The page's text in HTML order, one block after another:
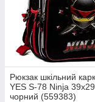
Рюкзак шкільний
YES S-78 Ninja
чорний (559383)